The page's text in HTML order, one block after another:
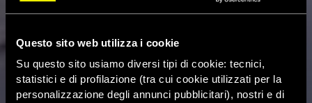
Questo sito web utilizza i cookie
Su questo sito usiamo diversi tipi di cookie: tecnici,
statistici e di profilazione (tra cui cookie utilizzati per la
personalizzazione degli annunci pubblicitari), nostri e di